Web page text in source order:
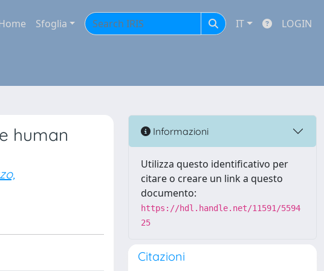
Sfoglia IT LOGIN
human
Informazioni
Utilizza questo identificativo per
citare o creare un link a questo
documento:
https://hdl.handle.net/11591/5594
25
Citazioni